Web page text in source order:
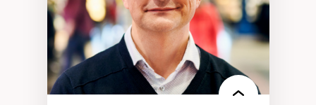
Vivre ensemble
Anti-racisme
Anti-sexisme
Pratiques non oppressives